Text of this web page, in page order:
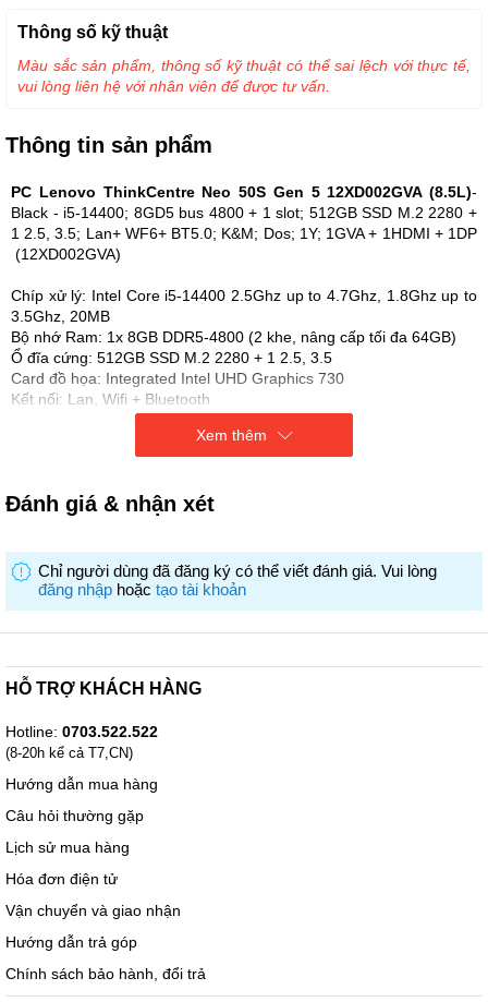
Thông tin sản phẩm
PC Lenovo ThinkCentre Neo 50S Gen 5 12XD002GVA (8.5L)-
Black - i5-14400; 8GD5 bus 4800 + 1 slot; 512GB SSD M.2 2280 +
1 2.5, 3.5; Lan+ WF6+ BT5.0; K&M; Dos; 1Y; 1GVA + 1HDMI + 1DP
(12XD002GVA)
Chíp xử lý: Intel Core i5-14400 2.5Ghz up to 4.7Ghz, 1.8Ghz up to
3.5Ghz, 20MB
Bộ nhớ Ram: 1x 8GB DDR5-4800 (2 khe, nâng cấp tối đa 64GB)
Ổ đĩa cứng: 512GB SSD M.2 2280 + 1 2.5, 3.5
Card đồ họa: Integrated Intel UHD Graphics 730
Kết nối: Lan, Wifi + Bluetooth
Xem thêm
Thông số kỹ thuật
Màu sắc sản phẩm, thông số kỹ thuật có thể sai lệch với thực tế,
vui lòng liên hệ với nhân viên để được tư vấn.
Đánh giá & nhận xét
Chỉ người dùng đã đăng ký có thể viết đánh giá. Vui lòng
đăng nhập hoặc tạo tài khoản
HỖ TRỢ KHÁCH HÀNG
Hotline: 0703.522.522
(8-20h kể cả T7,CN)
Hướng dẫn mua hàng
Câu hỏi thường gặp
Lịch sử mua hàng
Hóa đơn điện tử
Vận chuyển và giao nhận
Hướng dẫn trả góp
Chính sách bảo hành, đổi trả